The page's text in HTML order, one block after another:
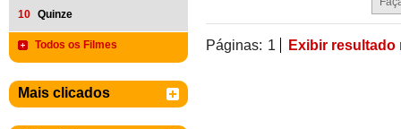
10 Quinze
Todos os Filmes
Mais clicados
Páginas: 1 Exibir resultado